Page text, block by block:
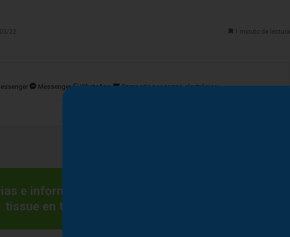
22 1 minuto de lectura
Messenger WhatsApp Compartir por correo electrónico
e información sobre la industria del papel
tissue en tu correo